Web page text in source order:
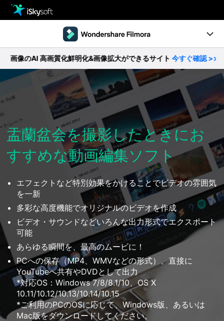
Utility
製品活用事例
ストア
ダウンロード
サポート
製品ページ
Filmstock
操作ガイド
動作環境
動画編集の基本とコツ
今すぐ購入
高画質化鮮明化&画像拡大ができるサイト今すぐ確認 >> 【
盂蘭盆会を撮影したときにお
すすめな動画編集ソフト
エフェクトなど特別効果をかけることでビデオの雰囲気
を一新
多彩な高度機能でオリジナルのビデオを作成
ビデオ・サウンドなどいろんな出力形式でエクスポート
可能
あらゆる瞬間を、最高のムービに！
PCへの保存（MP4、WMVなどの形式）、直接に
YouTubeへ共有やDVDとして出力
*対応OS：Windows 7/8/8.1/10、OS X
10.11/10.12/10.13/10.14/10.15
*ご利用のPCのOSに応じて、Windows版、あるいは
Mac版をダウンロードしてください。